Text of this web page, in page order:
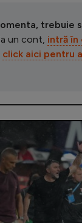
trebuie
un cont, intră în
click aici pentru